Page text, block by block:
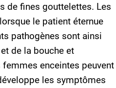
de fines gouttelettes. Les
le patient éternue
pathogènes sont ainsi
de la bouche et
enceintes peuvent
les symptômes